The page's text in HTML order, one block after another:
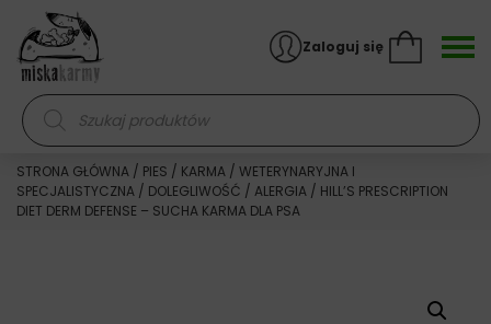
Skocz do treści
Wyszukiwarka produktów
Zaloguj się
STRONA GŁÓWNA / PIES / KARMA / WETERYNARYJNA I
SPECJALISTYCZNA / DOLEGLIWOŚĆ / ALERGIA / HILL’S PRESCRIPTION
DIET DERM DEFENSE – SUCHA KARMA DLA PSA